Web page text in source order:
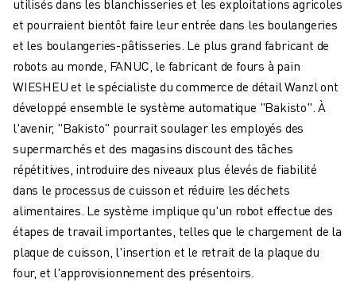
SÉRIE ARC MATE
SÉRIE M-900
ROBOTS DELTA
ROBOTS POUR L'ALIMENTATION ET LES SALLES BLANCHES
ROBOTS DE PEINTURE
ROBOTS PALETTISEURS
ROBOTS SCARA
CENTRES D'USINAGE CNC COMPACTS
RECHERCHE DE ROBODRILL
ROBODRILL CENTRES D'USINAGE CNC COMPACTS
ROBODRILL MATÉRIEL
LOGICIEL ROBODRILL
ROBODRILL MAINTENANCE PRÉVENTIVE
DURABILITÉ DU ROBODRILL
et pourraient bientôt faire leur entrée dans les boulangeries
et les boulangeries-pâtisseries. Le plus grand fabricant de
robots au monde, FANUC, le fabricant de fours à pain
WIESHEU et le spécialiste du commerce de détail Wanzl ont
développé ensemble le système automatique "Bakisto". À
l'avenir, "Bakisto" pourrait soulager les employés des
supermarchés et des magasins discount des tâches
répétitives, introduire des niveaux plus élevés de fiabilité
dans le processus de cuisson et réduire les déchets
alimentaires. Le système implique qu'un robot effectue des
étapes de travail importantes, telles que le chargement de la
plaque de cuisson, l'insertion et le retrait de la plaque du
four, et l'approvisionnement des présentoirs.